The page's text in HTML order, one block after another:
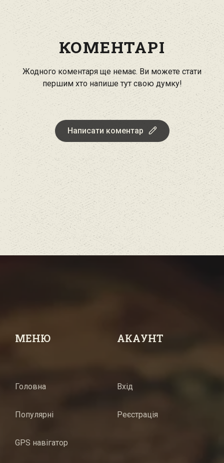
КОМЕНТАРІ
Жодного коментаря ще немає. Ви можете стати
першим хто напише тут свою думку!
Написати коментар
МЕНЮ
Головна
Популярні
GPS навігатор
АКАУНТ
Вхід
Реєстрація